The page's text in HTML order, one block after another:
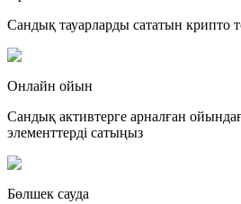
Сандық тауарларды сататын крипто
Онлайн ойын
Сандық активтерге арналған
элементтерді сатыңыз
Бөлшек сауда